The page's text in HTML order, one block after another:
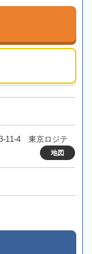
11-4 東京ロジテ
地図